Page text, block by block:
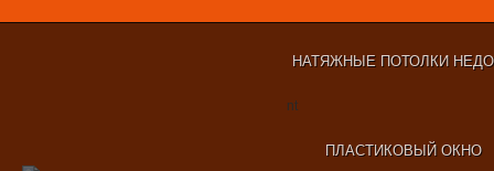
НАТЯЖНЫЕ ПОТОЛКИ
nt
ПЛАСТИКОВЫЙ ОКНО